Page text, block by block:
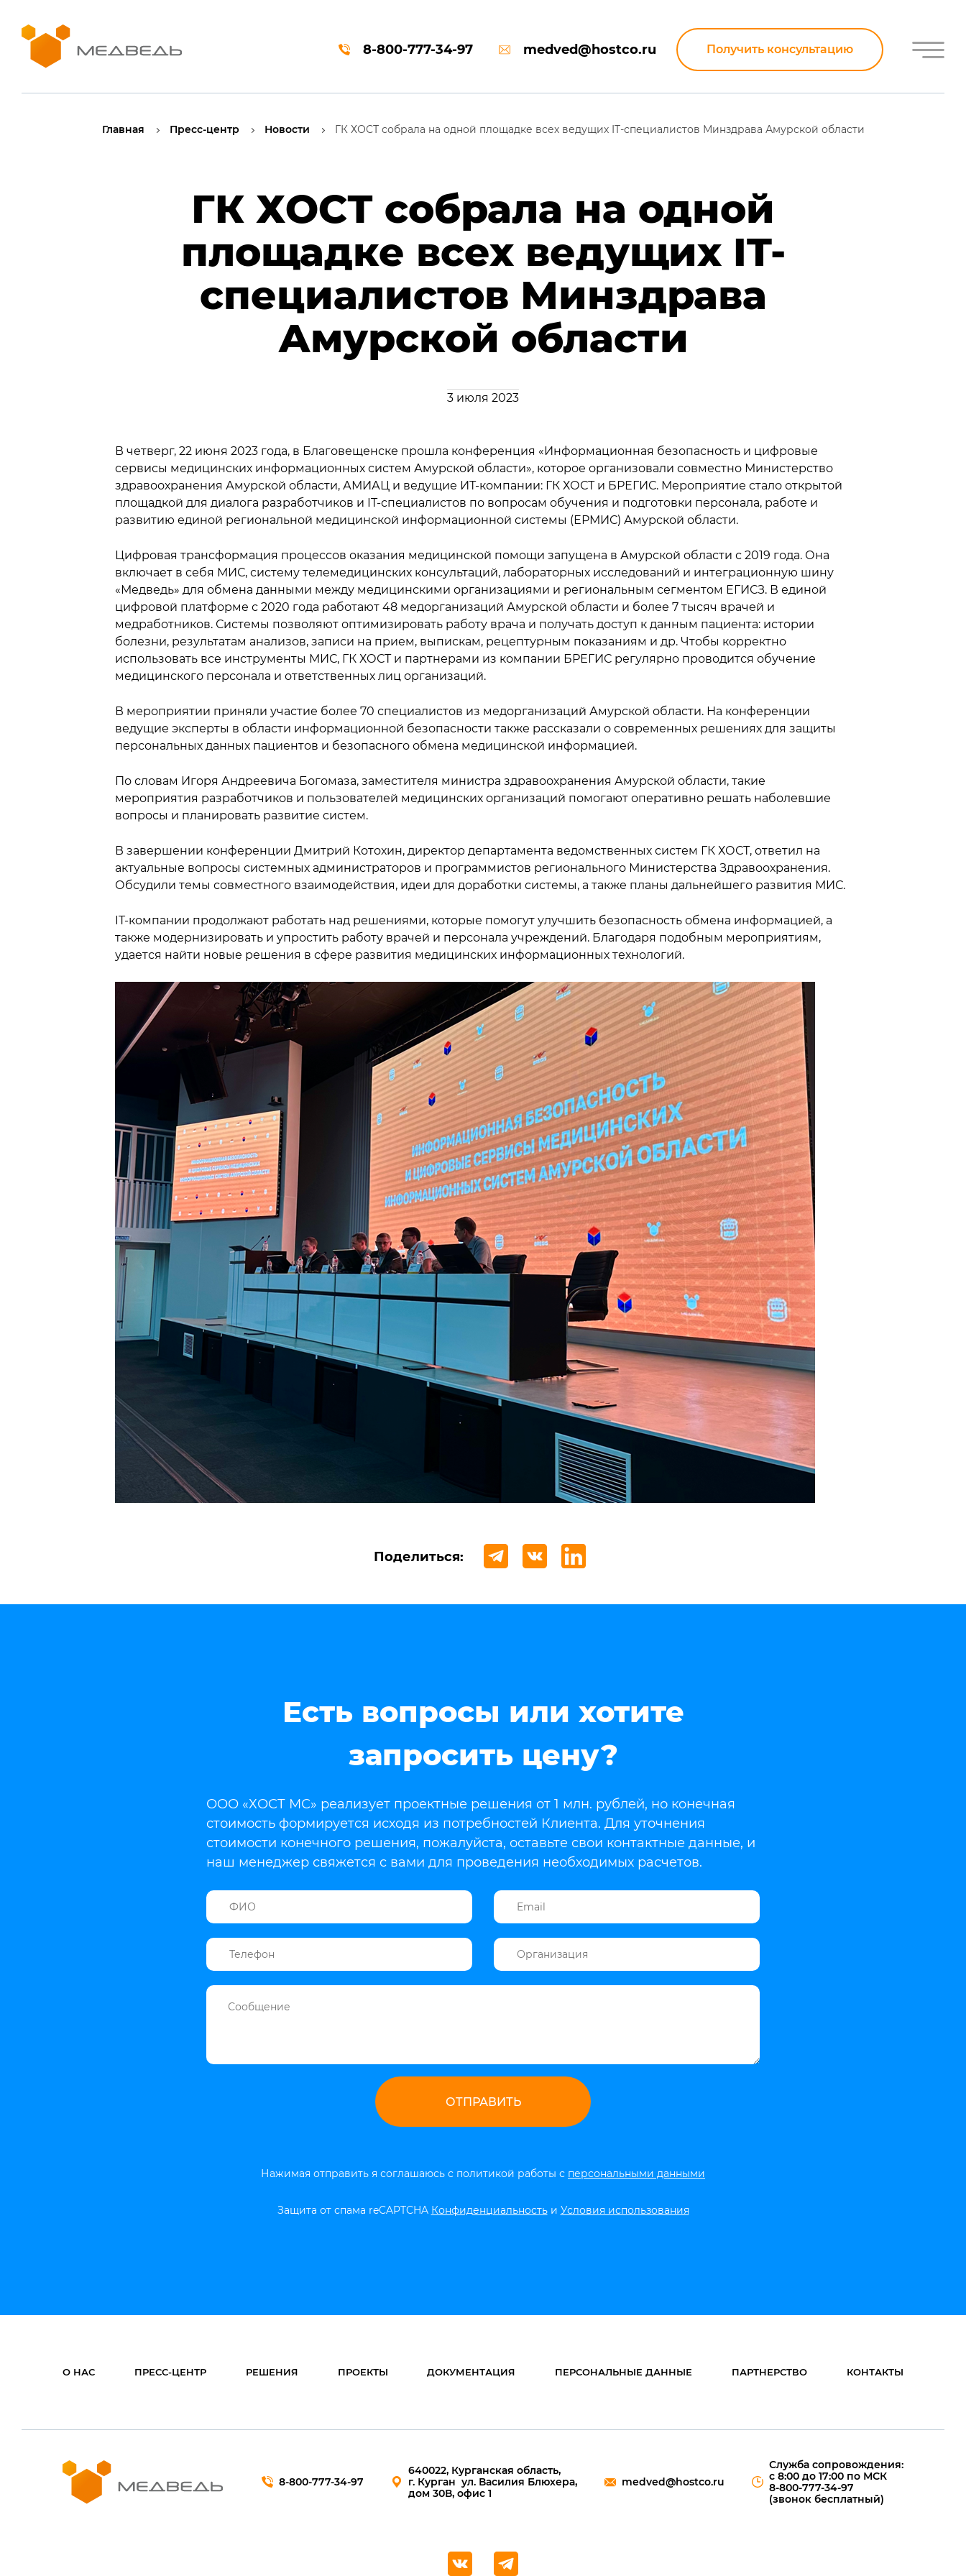
8-800-777-34-97 medved@hostco.ru Получить консультацию
Главная Пресс-центр Новости ГК ХОСТ собрала на одной площадке всех ведущих IT-специалистов Минздрава Амурской области
ГК ХОСТ собрала на одной
площадке всех ведущих IT-
специалистов Минздрава
Амурской области
3 июля 2023
В четверг, 22 июня 2023 года, в Благовещенске прошла конференция «Информационная безопасность и цифровые
сервисы медицинских информационных систем Амурской области», которое организовали совместно Министерство
здравоохранения Амурской области, АМИАЦ и ведущие ИТ-компании: ГК ХОСТ и БРЕГИС. Мероприятие стало открытой
площадкой для диалога разработчиков и IT-специалистов по вопросам обучения и подготовки персонала, работе и
развитию единой региональной медицинской информационной системы (ЕРМИС) Амурской области.
Цифровая трансформация процессов оказания медицинской помощи запущена в Амурской области с 2019 года. Она
включает в себя МИС, систему телемедицинских консультаций, лабораторных исследований и интеграционную шину
«Медведь» для обмена данными между медицинскими организациями и региональным сегментом ЕГИСЗ. В единой
цифровой платформе с 2020 года работают 48 медорганизаций Амурской области и более 7 тысяч врачей и
медработников. Системы позволяют оптимизировать работу врача и получать доступ к данным пациента: истории
болезни, результатам анализов, записи на прием, выпискам, рецептурным показаниям и др. Чтобы корректно
использовать все инструменты МИС, ГК ХОСТ и партнерами из компании БРЕГИС регулярно проводится обучение
медицинского персонала и ответственных лиц организаций.
В мероприятии приняли участие более 70 специалистов из медорганизаций Амурской области. На конференции
ведущие эксперты в области информационной безопасности также рассказали о современных решениях для защиты
персональных данных пациентов и безопасного обмена медицинской информацией.
По словам Игоря Андреевича Богомаза, заместителя министра здравоохранения Амурской области, такие
мероприятия разработчиков и пользователей медицинских организаций помогают оперативно решать наболевшие
вопросы и планировать развитие систем.
В завершении конференции Дмитрий Котохин, директор департамента ведомственных систем ГК ХОСТ, ответил на
актуальные вопросы системных администраторов и программистов регионального Министерства Здравоохранения.
Обсудили темы совместного взаимодействия, идеи для доработки системы, а также планы дальнейшего развития МИС.
IT-компании продолжают работать над решениями, которые помогут улучшить безопасность обмена информацией, а
также модернизировать и упростить работу врачей и персонала учреждений. Благодаря подобным мероприятиям,
удается найти новые решения в сфере развития медицинских информационных технологий.
Поделиться:
Есть вопросы или хотите
запросить цену?
ООО «ХОСТ МС» реализует проектные решения от 1 млн. рублей, но конечная
стоимость формируется исходя из потребностей Клиента. Для уточнения
стоимости конечного решения, пожалуйста, оставьте свои контактные данные, и
наш менеджер свяжется с вами для проведения необходимых расчетов.
Нажимая отправить я соглашаюсь с политикой работы с персональными данными
Защита от спама reCAPTCHA Конфиденциальностьи Условия использования
О НАС ПРЕСС-ЦЕНТР РЕШЕНИЯ ПРОЕКТЫ ДОКУМЕНТАЦИЯ ПЕРСОНАЛЬНЫЕ ДАННЫЕ ПАРТНЕРСТВО КОНТАКТЫ
8-800-777-34-97
640022, Курганская область,
г. Курган ул. Василия Блюхера,
дом 30В, офис 1
medved@hostco.ru
Служба сопровождения:
с 8:00 до 17:00 по МСК
8-800-777-34-97
(звонок бесплатный)